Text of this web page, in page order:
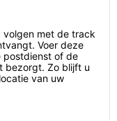
met de track
Voer deze
postdienst of de
bezorgt. Zo blijft u
van uw